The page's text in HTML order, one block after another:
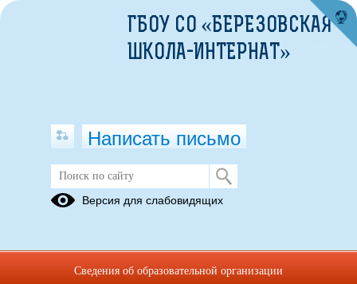
С новым годом!
Затихают ссоры и тревоги,
Мир становится счастливей и добрей.
ГБОУ СО «БЕРЕЗОВСКАЯ
ШКОЛА-ИНТЕРНАТ»
Написать письмо
Версия для слабовидящих
Сведения об образовательной организации